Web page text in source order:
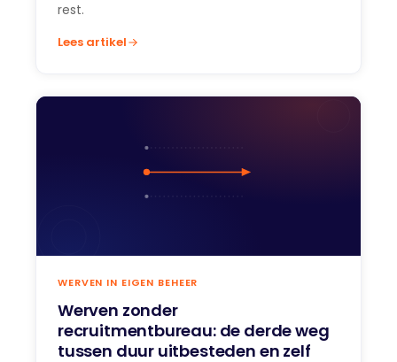
rest.
Lees artikel
WERVEN IN EIGEN BEHEER
Werven zonder
recruitmentbureau: de derde weg
tussen duur uitbesteden en zelf